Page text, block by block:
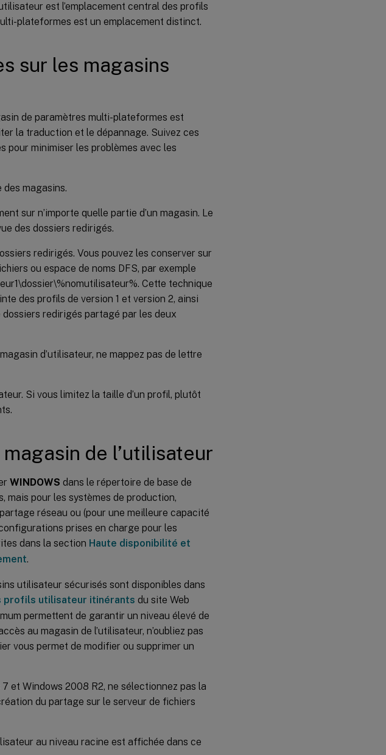
est l’emplacement central des profils
plateformes est un emplacement distinct.
sur les magasins
de paramètres multi-plateformes est
la traduction et le dépannage. Suivez ces
pour minimiser les problèmes avec les
des magasins.
sur n’importe quelle partie d’un magasin. Le
des dossiers redirigés.
redirigés. Vous pouvez les conserver sur
ou espace de noms DFS, par exemple
Cette technique
des profils de version 1 et version 2, ainsi
dossiers redirigés partagé par les deux
d’utilisateur, ne mappez pas de lettre
Si vous limitez la taille d’un profil, plutôt
de l’utilisateur
WINDOWS dans le répertoire de base de
mais pour les systèmes de production,
réseau ou (pour une meilleure capacité
prises en charge pour les
dans la section Haute disponibilité et
.
utilisateur sécurisés sont disponibles dans
profils utilisateur itinérants du site Web
permettent de garantir un niveau élevé de
au magasin de l’utilisateur, n’oubliez pas
vous permet de modifier ou supprimer un
et Windows 2008 R2, ne sélectionnez pas la
du partage sur le serveur de fichiers
au niveau racine est affichée dans ce